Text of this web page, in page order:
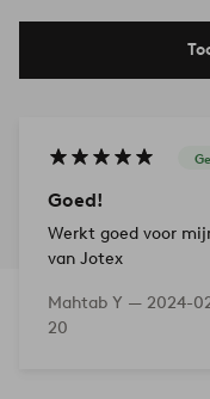
Goed!
Werkt goed voor
van Jotex
Mahtab Y — 2024-
20